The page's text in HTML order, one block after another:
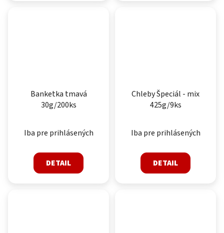
Banketka tmavá
30g/200ks
Iba pre prihlásených
DETAIL
Chleby Špeciál - mix
425g/9ks
Iba pre prihlásených
DETAIL